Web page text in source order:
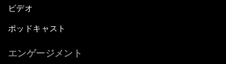
ビデオ
ポッドキャスト
エンゲージメント